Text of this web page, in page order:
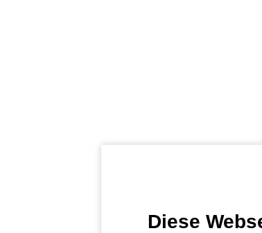
Diese